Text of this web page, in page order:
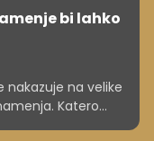
bi lahko
nakazuje na velike
Katero